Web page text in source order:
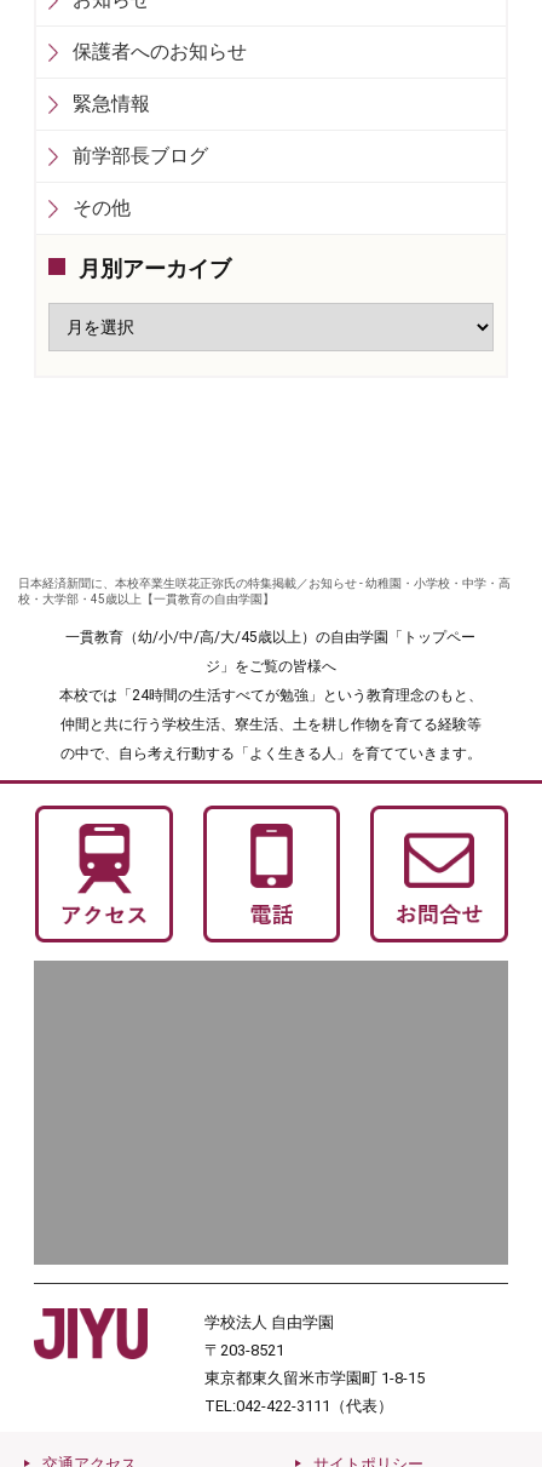
保護者へのお知らせ
緊急情報
前学部長ブログ
その他
月別アーカイブ
日本経済新聞に、本校卒業生咲花正弥氏の特集掲載／お知らせ - 幼稚園・小学校・中学・高
校・大学部・45歳以上【一貫教育の自由学園】
一貫教育（幼/小/中/高/大/45歳以上）の自由学園「トップペー
ジ」をご覧の皆様へ
本校では「24時間の生活すべてが勉強」という教育理念のもと、
仲間と共に行う学校生活、寮生活、土を耕し作物を育てる経験等
の中で、自ら考え行動する「よく生きる人」を育てていきます。
学校法人 自由学園
〒203-8521
東京都東久留米市学園町 1-8-15
TEL:042-422-3111（代表）